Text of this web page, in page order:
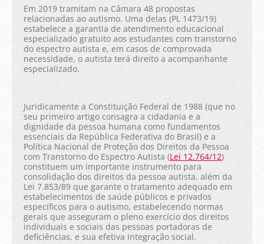
Em 2019 tramitam na Câmara 48 propostas
relacionadas ao autismo. Uma delas (PL 1473/19)
estabelece a garantia de atendimento educacional
especializado gratuito aos estudantes com transtorno
do espectro autista e, em casos de comprovada
necessidade, o autista terá direito a acompanhante
especializado.
Juridicamente a Constituição Federal de 1988 (que no
seu primeiro artigo consagra a cidadania e a
dignidade da pessoa humana como fundamentos
essenciais da República Federativa do Brasil) e a
Política Nacional de Proteção dos Direitos da Pessoa
com Transtorno do Espectro Autista (Lei 12.764/12)
constituem um importante instrumento para
consolidação dos direitos da pessoa autista, além da
Lei 7.853/89 que garante o tratamento adequado em
estabelecimentos de saúde públicos e privados
específicos para o autismo, estabelecendo normas
gerais que asseguram o pleno exercício dos direitos
individuais e sociais das pessoas portadoras de
deficiências, e sua efetiva integração social.